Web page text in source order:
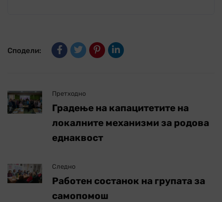
Сподели:
Претходно
Градење на капацитетите на
локалните механизми за родова
еднаквост
Следно
Работен состанок на групата за
самопомош